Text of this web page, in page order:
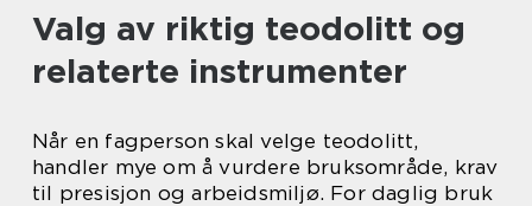
Valg av riktig teodolitt og
relaterte instrumenter
Når en fagperson skal velge teodolitt,
handler mye om å vurdere bruksområde, krav
til presisjon og arbeidsmiljø. For daglig bruk